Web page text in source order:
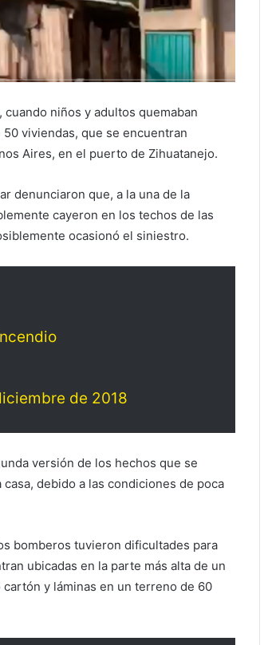
niños y adultos quemaban
viviendas, que se encuentran
Aires, en el puerto de Zihuatanejo.
denunciaron que, a la una de la
cayeron en los techos de las
ocasionó el siniestro.
de 2018
versión de los hechos que se
debido a las condiciones de poca
bomberos tuvieron dificultades para
ubicadas en la parte más alta de un
y láminas en un terreno de 60